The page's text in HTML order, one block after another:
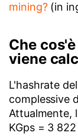
mining?(in
Che
viene
L'hashrate
complessive
Attualmente,
KGps = 3 822